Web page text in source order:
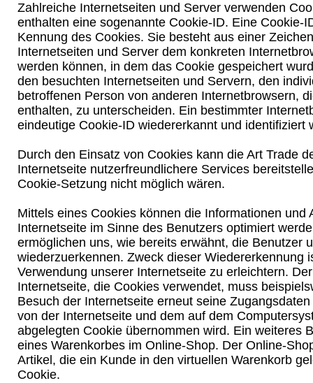
Zahlreiche Internetseiten und Server verwenden
enthalten eine sogenannte Cookie-ID. Eine Cookie-
Kennung des Cookies. Sie besteht aus einer
Internetseiten und Server dem konkreten
werden können, in dem das Cookie gespeichert
den besuchten Internetseiten und Servern, den
betroffenen Person von anderen Internetbrowsern,
enthalten, zu unterscheiden. Ein bestimmter
eindeutige Cookie-ID wiedererkannt und identifiziert
Durch den Einsatz von Cookies kann die Art Trade
Internetseite nutzerfreundlichere Services
Cookie-Setzung nicht möglich wären.
Mittels eines Cookies können die Informationen und
Internetseite im Sinne des Benutzers optimiert
ermöglichen uns, wie bereits erwähnt, die Benutzer
wiederzuerkennen. Zweck dieser Wiedererkennung
Verwendung unserer Internetseite zu erleichtern.
Internetseite, die Cookies verwendet, muss
Besuch der Internetseite erneut seine
von der Internetseite und dem auf dem
abgelegten Cookie übernommen wird. Ein weiteres
eines Warenkorbes im Online-Shop. Der Online-
Artikel, die ein Kunde in den virtuellen Warenkorb
Cookie.